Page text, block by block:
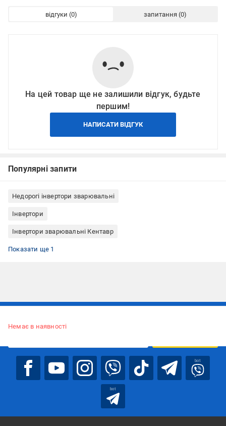
відгуки запитання
На цей товар ще не залишили відгук, будьте
першим!
НАПИСАТИ ВІДГУК
Популярні запити
Недорогі інвертори зварювальні
Інвертори
Інвертори зварювальні Кентавр
Інвертори зварювальні ММА
Показати ще 1
Немає в наявності
bot
bot